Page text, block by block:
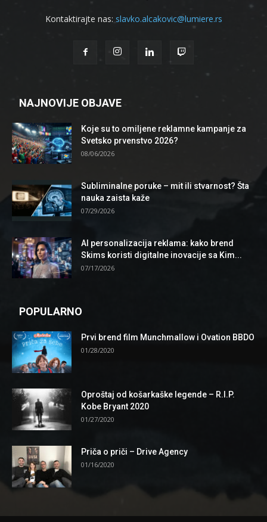
Kontaktirajte nas: slavko.alcakovic@lumiere.rs
NAJNOVIJE OBJAVE
Koje su to omiljene reklamne kampanje za
Svetsko prvenstvo 2026?
08/06/2026
Subliminalne poruke – mit ili stvarnost? Šta
nauka zaista kaže
07/29/2026
AI personalizacija reklama: kako brend
Skims koristi digitalne inovacije sa Kim...
07/17/2026
POPULARNO
Prvi brend film Munchmallow i Ovation BBDO
01/28/2020
Oproštaj od košarkaške legende – R.I.P.
Kobe Bryant 2020
01/27/2020
Priča o priči – Drive Agency
01/16/2020